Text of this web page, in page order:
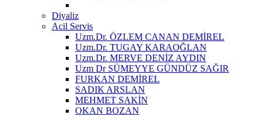
Diyaliz
Acil Servis
Uzm.Dr. ÖZLEM CANAN DEMİREL
Uzm.Dr. TUGAY KARAOĞLAN
Uzm.Dr. MERVE DENİZ AYDIN
Uzm Dr SÜMEYYE GÜNDÜZ SAĞIR
FURKAN DEMİREL
SADIK ARSLAN
MEHMET SAKİN
OKAN BOZAN